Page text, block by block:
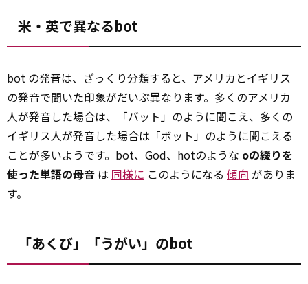
米・英で異なるbot
bot の発音は、ざっくり分類すると、アメリカとイギリス
の発音で聞いた印象がだいぶ異なります。多くのアメリカ
人が発音した場合は、「バット」のように聞こえ、多くの
イギリス人が発音した場合は「ボット」のように聞こえる
ことが多いようです。bot、God、hotのような oの綴りを
使った単語の母音 は 同様に このようになる 傾向 がありま
す。
「あくび」「うがい」のbot